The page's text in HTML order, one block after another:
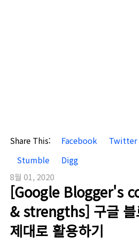
Share This: Facebook Twitter
Stumble
Digg
8월 01, 2020
[Google Blogger's
& strengths] 구글 블
제대로 활용하기